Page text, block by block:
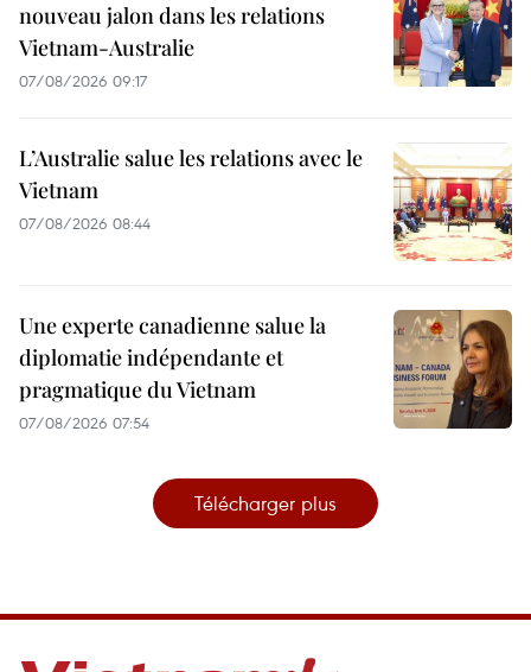
nouveau jalon dans les relations
Vietnam-Australie
07/08/2026 09:17
L’Australie salue les relations avec le
Vietnam
07/08/2026 08:44
Une experte canadienne salue la
diplomatie indépendante et
pragmatique du Vietnam
07/08/2026 07:54
Télécharger plus